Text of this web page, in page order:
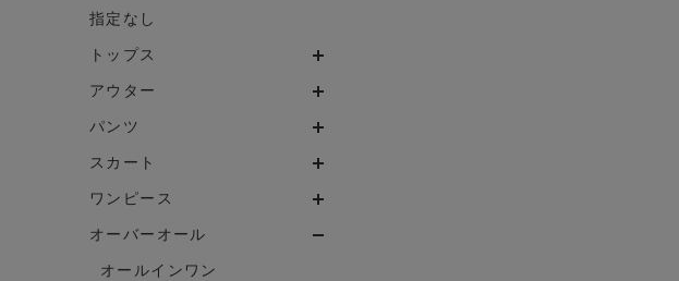
指定なし
トップス
アウター
パンツ
スカート
ワンピース
オーバーオール
オールインワン